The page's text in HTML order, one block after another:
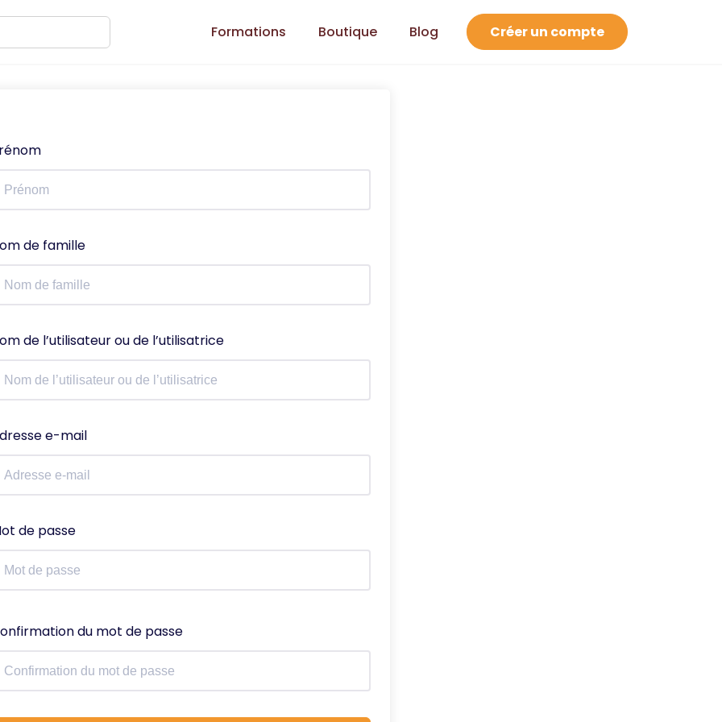
Formations Boutique Blog Créer un compte
de famille
de l’utilisateur ou de l’utilisatrice
e-mail
de passe
du mot de passe